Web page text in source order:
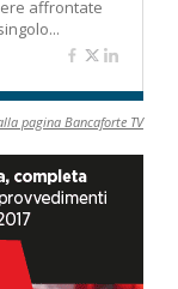
affrontate
pagina Bancaforte TV